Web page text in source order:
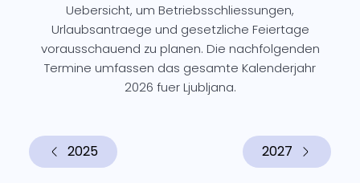
Uebersicht, um Betriebsschliessungen,
Urlaubsantraege und gesetzliche Feiertage
vorausschauend zu planen. Die nachfolgenden
Termine umfassen das gesamte Kalenderjahr
2026 fuer Ljubljana.
2025 2027